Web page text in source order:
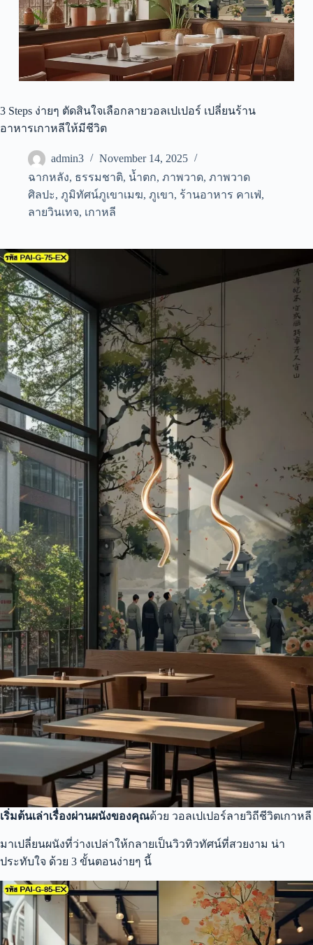
3 Steps ง่ายๆ ตัดสินใจเลือกลายวอลเปเปอร์ เปลี่ยนร้าน
อาหารเกาหลีให้มีชีวิต
admin3
November 14, 2025
ฉากหลัง, ธรรมชาติ, น้ำตก, ภาพวาด, ภาพวาด
ศิลปะ, ภูมิทัศน์ภูเขาเมฆ, ภูเขา, ร้านอาหาร คาเฟ่,
ลายวินเทจ, เกาหลี
เริ่มต้นเล่าเรื่องผ่านผนังของคุณด้วย วอลเปเปอร์ลายวิถีชีวิตเกาหลี
มาเปลี่ยนผนังที่ว่างเปล่าให้กลายเป็นวิวทิวทัศน์ที่สวยงาม น่า
ประทับใจ ด้วย 3 ขั้นตอนง่ายๆ นี้